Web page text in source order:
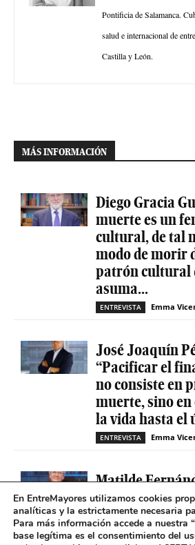
Pontificia de Salamanca.
salud e internacional de
Castilla y León.
MÁS INFORMACIÓN
Diego Gracia
muerte es un
cultural, de tal
modo de morir
patrón cultural
asuma...
ENTREVISTA Emma
José Joaquín
“Pacificar el
no consiste en
muerte, sino
la vida hasta el
ENTREVISTA Emma
Matilde
conocemos
soledad que
nuestro
En EntreMayores utilizamos cookies
analíticas y la estrictamente necesaria
Para más información accede a nuestra “
base legítima es el consentimiento del